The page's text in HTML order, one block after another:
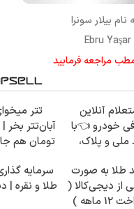
نام ییلار سونرا
مراجعه فرمایید
آنلاین
خودرو 👈با
ملی و پلاک،
معطلی
تتر
تومان هم
طلا به صورت
از دیجی‌کالا (
ماهه )
سرمایه
طلا و نقره |